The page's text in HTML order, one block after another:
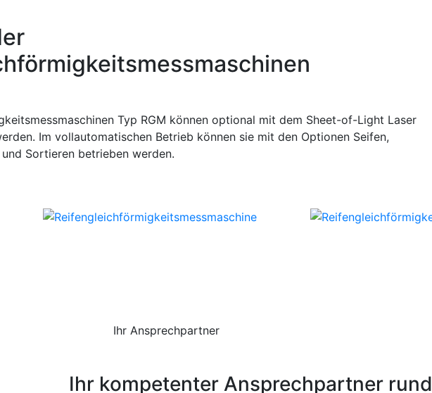
Typ RGM können optional mit dem Sheet-of-Light Laser
Im vollautomatischen Betrieb können sie mit den Optionen Seifen,
Sortieren betrieben werden.
Ihr Ansprechpartner
Ihr kompetenter Ansprechpartner rund